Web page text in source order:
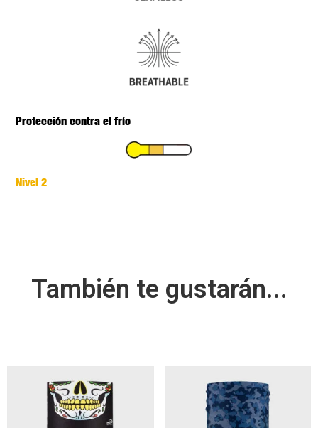
Protección contra el frío
Nivel 2
También te gustarán...